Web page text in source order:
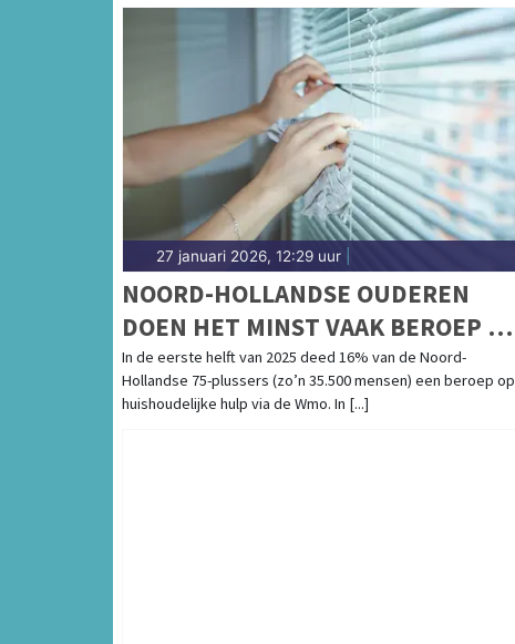
27 januari 2026, 12:29 uur
NOORD-HOLLANDSE OUDEREN
DOEN HET MINST VAAK BEROEP OP
HUISHOUDELIJKE HULP VIA WMO
In de eerste helft van 2025 deed 16% van de Noord-
Hollandse 75-plussers (zo’n 35.500 mensen) een beroep op
huishoudelijke hulp via de Wmo. In [...]